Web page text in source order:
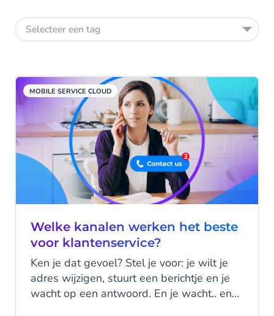
Selecteer een tag
MOBILE SERVICE CLOUD
Welke kanalen werken het beste
voor klantenservice?
Ken je dat gevoel? Stel je voor: je wilt je
adres wijzigen, stuurt een berichtje en je
wacht op een antwoord. En je wacht.. en